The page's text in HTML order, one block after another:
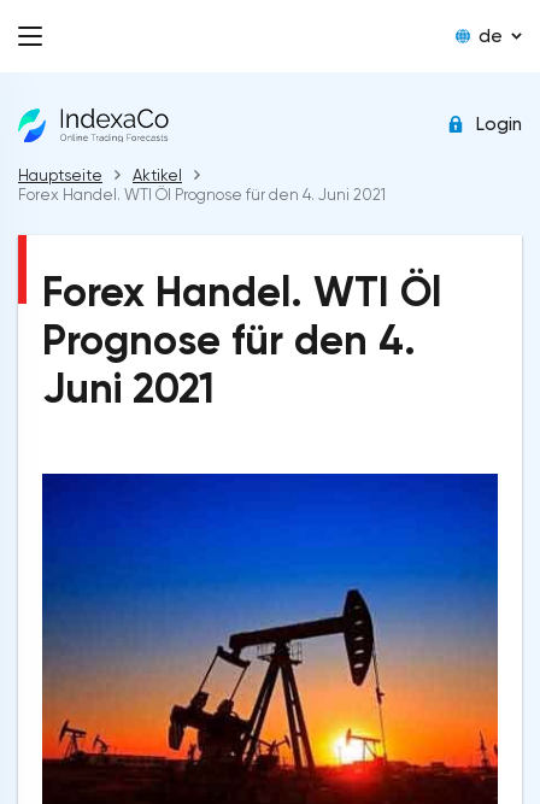
de
Login
Hauptseite
Aktikel
Forex Handel. WTI Öl Prognose für den 4. Juni 2021
Forex Handel. WTI Öl
Prognose für den 4.
Juni 2021